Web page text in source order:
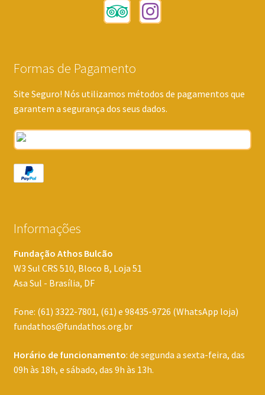
Formas de Pagamento
Site Seguro! Nós utilizamos métodos de pagamentos que
garantem a segurança dos seus dados.
Informações
Fundação Athos Bulcão
W3 Sul CRS 510, Bloco B, Loja 51
Asa Sul - Brasília, DF
Fone: (61) 3322-7801, (61) e 98435-9726 (WhatsApp loja)
fundathos@fundathos.org.br
Horário de funcionamento: de segunda a sexta-feira, das
09h às 18h, e sábado, das 9h às 13h.